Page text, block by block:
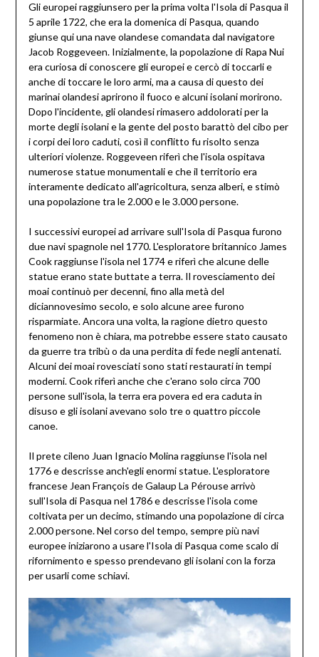
Gli europei raggiunsero per la prima volta l'Isola di Pasqua il
5 aprile 1722, che era la domenica di Pasqua, quando
giunse qui una nave olandese comandata dal navigatore
Jacob Roggeveen. Inizialmente, la popolazione di Rapa Nui
era curiosa di conoscere gli europei e cercò di toccarli e
anche di toccare le loro armi, ma a causa di questo dei
marinai olandesi aprirono il fuoco e alcuni isolani morirono.
Dopo l'incidente, gli olandesi rimasero addolorati per la
morte degli isolani e la gente del posto barattò del cibo per
i corpi dei loro caduti, così il conflitto fu risolto senza
ulteriori violenze. Roggeveen riferì che l'isola ospitava
numerose statue monumentali e che il territorio era
interamente dedicato all'agricoltura, senza alberi, e stimò
una popolazione tra le 2.000 e le 3.000 persone.
I successivi europei ad arrivare sull'Isola di Pasqua furono
due navi spagnole nel 1770. L'esploratore britannico James
Cook raggiunse l'isola nel 1774 e riferì che alcune delle
statue erano state buttate a terra. Il rovesciamento dei
moai continuò per decenni, fino alla metà del
diciannovesimo secolo, e solo alcune aree furono
risparmiate. Ancora una volta, la ragione dietro questo
fenomeno non è chiara, ma potrebbe essere stato causato
da guerre tra tribù o da una perdita di fede negli antenati.
Alcuni dei moai rovesciati sono stati restaurati in tempi
moderni. Cook riferì anche che c'erano solo circa 700
persone sull'isola, la terra era povera ed era caduta in
disuso e gli isolani avevano solo tre o quattro piccole
canoe.
Il prete cileno Juan Ignacio Molina raggiunse l'isola nel
1776 e descrisse anch'egli enormi statue. L'esploratore
francese Jean François de Galaup La Pérouse arrivò
sull'Isola di Pasqua nel 1786 e descrisse l'isola come
coltivata per un decimo, stimando una popolazione di circa
2.000 persone. Nel corso del tempo, sempre più navi
europee iniziarono a usare l'Isola di Pasqua come scalo di
rifornimento e spesso prendevano gli isolani con la forza
per usarli come schiavi.